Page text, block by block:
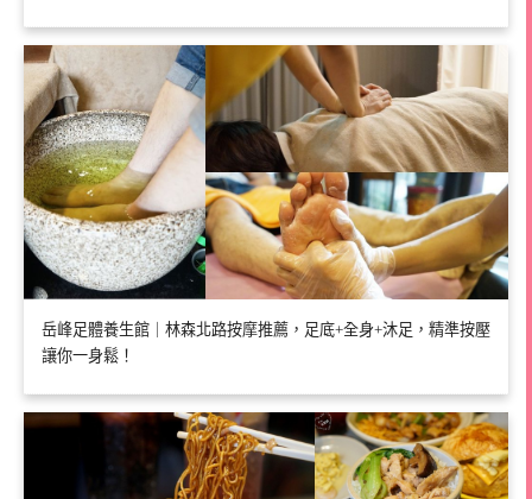
岳峰足體養生館｜林森北路按摩推薦，足底+全身+沐足，精準按壓
讓你一身鬆！